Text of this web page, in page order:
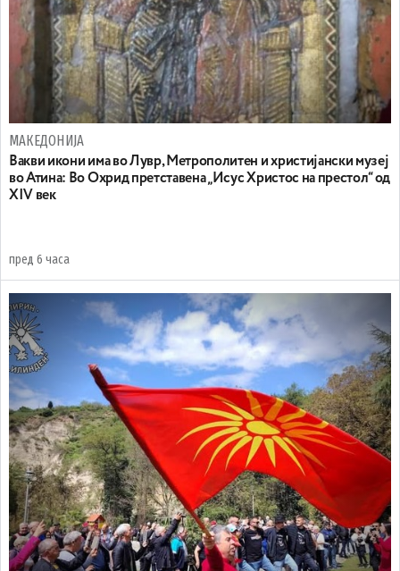
МАКЕДОНИЈА
Вакви икони има во Лувр, Метрополитен и христијански музеј
во Атина: Во Охрид претставена „Исус Христос на престол“ од
XIV век
пред 6 часа